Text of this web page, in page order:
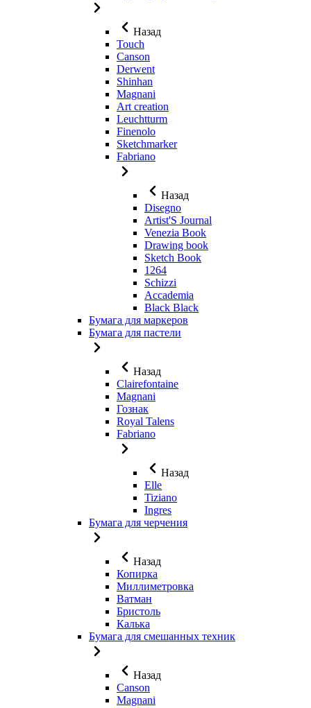
Назад
Touch
Canson
Derwent
Shinhan
Magnani
Art creation
Leuchtturm
Finenolo
Sketchmarker
Fabriano
Назад
Disegno
Artist'S Journal
Venezia Book
Drawing book
Sketch Book
1264
Schizzi
Accademia
Black Black
Бумага для маркеров
Бумага для пастели
Назад
Clairefontaine
Magnani
Гознак
Royal Talens
Fabriano
Назад
Elle
Tiziano
Ingres
Бумага для черчения
Назад
Копирка
Миллиметровка
Ватман
Бристоль
Калька
Бумага для смешанных техник
Назад
Canson
Magnani